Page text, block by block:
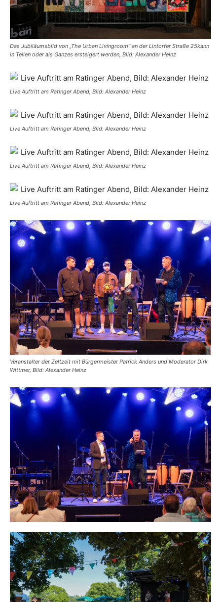
Das Jubiläumsbild von „The Urban Livingroom“ an der Lintorfer Straße 25kann
in Teilen oder als Ganzes ersteigert werden, Bild: Alexander Heinz
Live Auftritt am Ratinger Abend, Bild: Alexander Heinz
Live Auftritt am Ratinger Abend, Bild: Alexander Heinz
Live Auftritt am Ratinger Abend, Bild: Alexander Heinz
Live Auftritt am Ratinger Abend, Bild: Alexander Heinz
Veranstalter der Zeltzeit mit Bürgermeister Patrick Anders und Moderator Dirk
Wittmer, Bild: Alexander Heinz